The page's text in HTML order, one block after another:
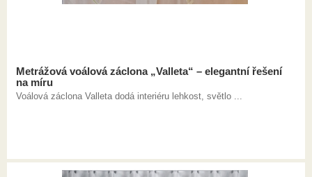
Metrážová voálová záclona „Valleta“ – elegantní řešení
na míru
Voálová záclona Valleta dodá interiéru lehkost, světlo ...